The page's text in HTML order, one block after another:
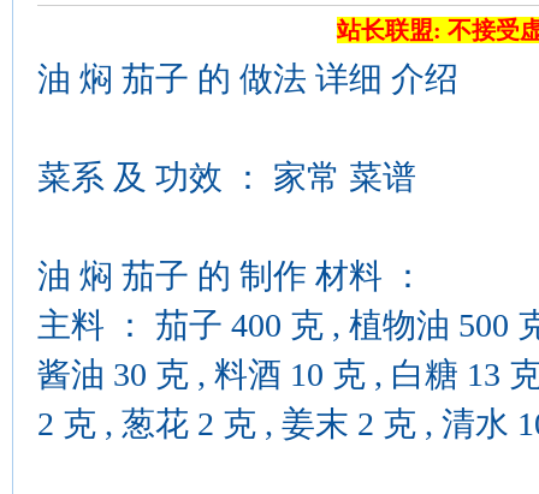
站长联盟: 不接受
油 焖 茄子 的 做法 详细 介绍
菜系 及 功效 ： 家常 菜谱
油 焖 茄子 的 制作 材料 ：
主料 ： 茄子 400 克 , 植物油 500
酱油 30 克 , 料酒 10 克 , 白糖 13
2 克 , 葱花 2 克 , 姜末 2 克 , 清水